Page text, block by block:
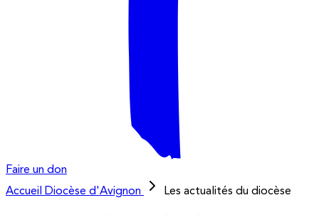
Faire un don
Accueil
Diocèse d'Avignon Les actualités du diocèse